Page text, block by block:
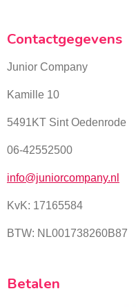
Contactgegevens
Junior Company
Kamille 10
5491KT Sint Oedenrode
06-42552500
info@juniorcompany.nl
KvK: 17165584
BTW: NL001738260B87
Betalen